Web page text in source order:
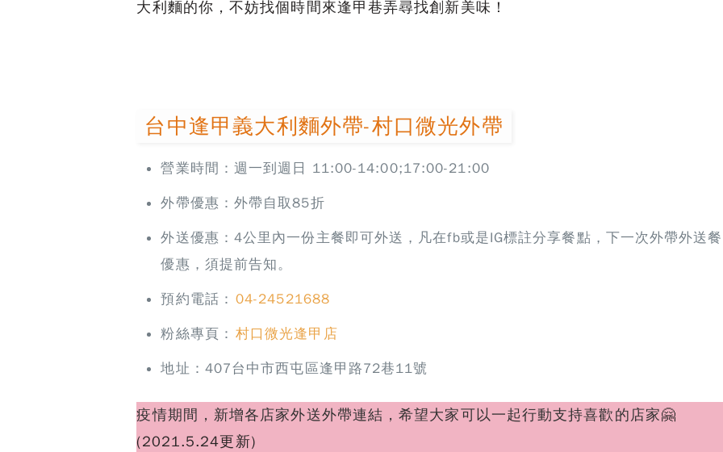
大利麵的你，不妨找個時間來逢甲巷弄尋找創新美味！
台中逢甲義大利麵外帶-村口微光外帶
營業時間：週一到週日 11:00-14:00;17:00-21:00
外帶優惠：外帶自取85折
外送優惠：4公里內一份主餐即可外送，凡在fb或是IG標註分享餐點，下一次外帶外送
優惠，須提前告知。
預約電話： 04-24521688
粉絲專頁： 村口微光逢甲店
地址：407台中市西屯區逢甲路72巷11號
疫情期間，新增各店家外送外帶連結，希望大家可以一起行動支持喜歡的店家🤗
(2021.5.24更新)